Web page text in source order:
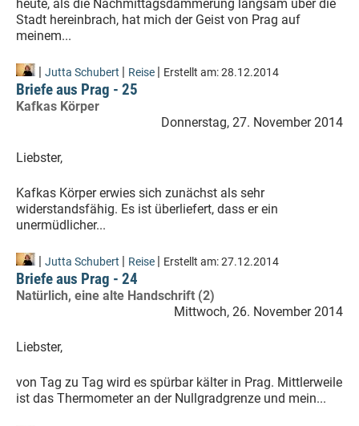
heute, als die Nachmittagsdämmerung langsam über die
Stadt hereinbrach, hat mich der Geist von Prag auf
meinem...
| Jutta Schubert | Reise | Erstellt am:28.12.2014
Briefe aus Prag - 25
Kafkas Körper
Donnerstag, 27. November 2014
Liebster,
Kafkas Körper erwies sich zunächst als sehr
widerstandsfähig. Es ist überliefert, dass er ein
unermüdlicher...
| Jutta Schubert | Reise | Erstellt am:27.12.2014
Briefe aus Prag - 24
Natürlich, eine alte Handschrift (2)
Mittwoch, 26. November 2014
Liebster,
von Tag zu Tag wird es spürbar kälter in Prag. Mittlerweile
ist das Thermometer an der Nullgradgrenze und mein...